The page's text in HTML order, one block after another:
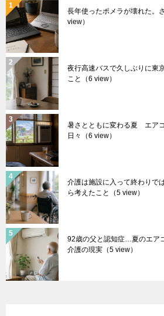
長年使ったポメラが壊れた。
view）
夜行高速バスで久しぶりに東
こと
（6 view）
暑さとともに変わる夏 エア
日々
（6 view）
介護は施設に入って終わりで
ら考えたこと
（5 view）
92歳の父と認知症…夏のエア
介護の現実 （5 view）